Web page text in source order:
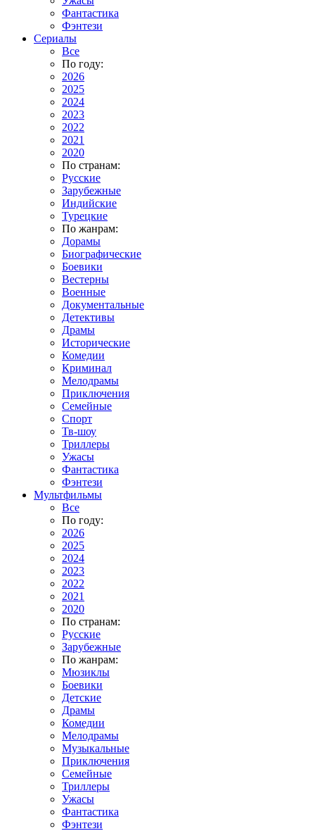
Фантастика
Фэнтези
Сериалы
Все
По году:
2026
2025
2024
2023
2022
2021
2020
По странам:
Русские
Зарубежные
Индийские
Турецкие
По жанрам:
Дорамы
Биографические
Боевики
Вестерны
Военные
Документальные
Детективы
Драмы
Исторические
Комедии
Криминал
Мелодрамы
Приключения
Семейные
Спорт
Тв-шоу
Триллеры
Ужасы
Фантастика
Фэнтези
Мультфильмы
Все
По году:
2026
2025
2024
2023
2022
2021
2020
По странам:
Русские
Зарубежные
По жанрам:
Мюзиклы
Боевики
Детские
Драмы
Комедии
Мелодрамы
Музыкальные
Приключения
Семейные
Триллеры
Ужасы
Фантастика
Фэнтези